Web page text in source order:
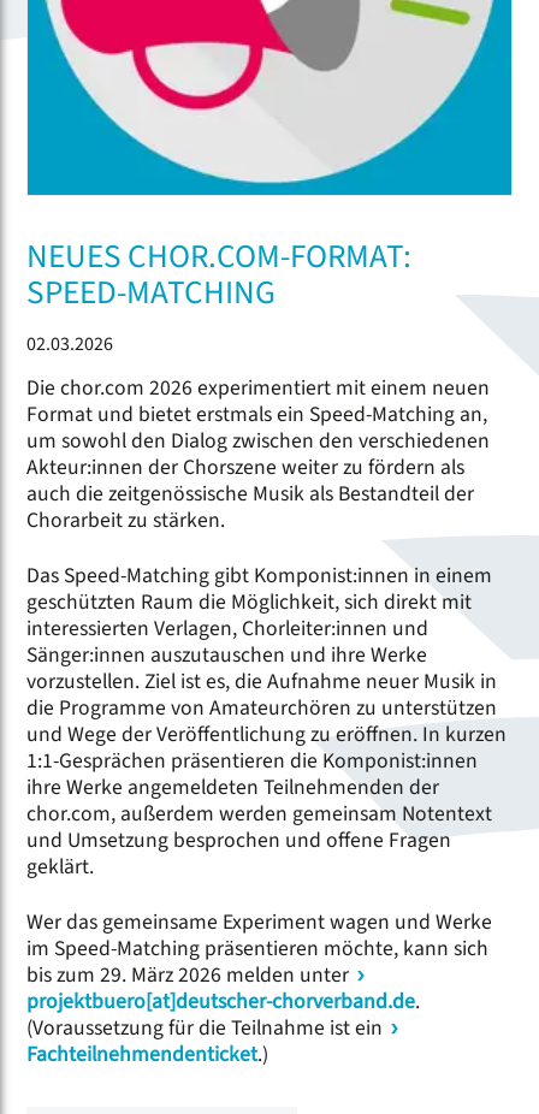
NEUES CHOR.COM-FORMAT:
SPEED-MATCHING
02.03.2026
Die chor.com 2026 experimentiert mit einem neuen
Format und bietet erstmals ein Speed-Matching an,
um sowohl den Dialog zwischen den verschiedenen
Akteur:innen der Chorszene weiter zu fördern als
auch die zeitgenössische Musik als Bestandteil der
Chorarbeit zu stärken.
Das Speed-Matching gibt Komponist:innen in einem
geschützten Raum die Möglichkeit, sich direkt mit
interessierten Verlagen, Chorleiter:innen und
Sänger:innen auszutauschen und ihre Werke
vorzustellen. Ziel ist es, die Aufnahme neuer Musik in
die Programme von Amateurchören zu unterstützen
und Wege der Veröffentlichung zu eröffnen. In kurzen
1:1-Gesprächen präsentieren die Komponist:innen
ihre Werke angemeldeten Teilnehmenden der
chor.com, außerdem werden gemeinsam Notentext
und Umsetzung besprochen und offene Fragen
geklärt.
Wer das gemeinsame Experiment wagen und Werke
im Speed-Matching präsentieren möchte, kann sich
bis zum 29. März 2026 melden unter
projektbuero[at]deutscher-chorverband.de.
(Voraussetzung für die Teilnahme ist ein
Fachteilnehmendenticket.)